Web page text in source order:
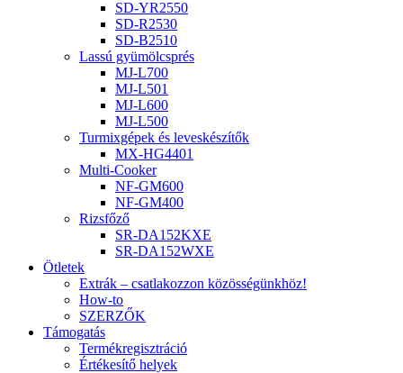
SD-YR2550
SD-R2530
SD-B2510
Lassú gyümölcsprés
MJ-L700
MJ-L501
MJ-L600
MJ-L500
Turmixgépek és leveskészítők
MX-HG4401
Multi-Cooker
NF-GM600
NF-GM400
Rizsfőző
SR-DA152KXE
SR-DA152WXE
Ötletek
Extrák – csatlakozzon közösségünkhöz!
How-to
SZERZŐK
Támogatás
Termékregisztráció
Értékesítő helyek